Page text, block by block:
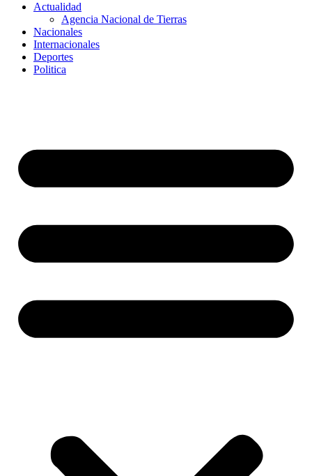
Actualidad
Agencia Nacional de Tierras
Nacionales
Internacionales
Deportes
Politica